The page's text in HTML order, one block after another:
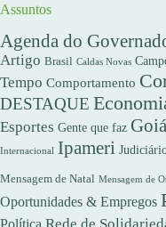
Assuntos
Agenda do
Artigo Brasil Caldas Novas
Tempo Comportamento
DESTAQUE
Esportes Gente que faz
Internacional Ipameri
Mensagem de Natal Mensagem de
Oportunidades & Empregos